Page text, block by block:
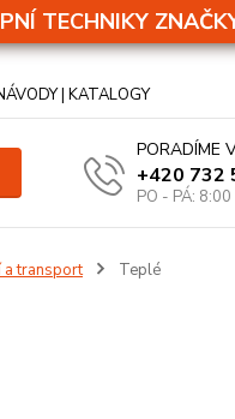
TECHNIKY
| KATALOGY
PORADÍME
+420 732
PO - PÁ:
a transport Teplé